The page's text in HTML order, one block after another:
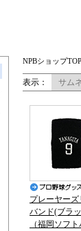
NPBショップTOP
表示： サム
プレーヤーズ
バンド(ブラ
（福岡ソフ